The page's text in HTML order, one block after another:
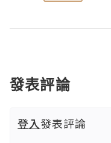
發表評論
登入發表評論